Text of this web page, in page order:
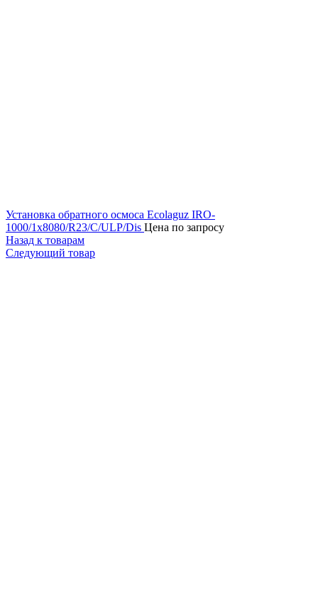
Установка обратного осмоса Ecolaguz IRO-
1000/1x8080/R23/C/ULP/Dis Цена по запросу
Назад к товарам
Следующий товар